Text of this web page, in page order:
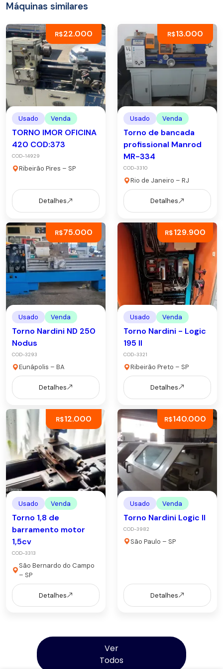
Máquinas similares
R$22.000
Usado Venda
TORNO IMOR OFICINA
420 COD:373
COD-14929
Ribeirão Pires – SP
Detalhes
R$13.000
Usado Venda
Torno de bancada
profissional Manrod
MR-334
COD-3310
Rio de Janeiro – RJ
Detalhes
R$75.000
Usado Venda
Torno Nardini ND 250
Nodus
COD-3293
Eunápolis – BA
Detalhes
R$129.900
Usado Venda
Torno Nardini - Logic
195 ll
COD-3321
Ribeirão Preto – SP
Detalhes
R$12.000
Usado Venda
Torno 1,8 de
barramento motor
1,5cv
COD-3313
São Bernardo do Campo
– SP
Detalhes
R$140.000
Usado Venda
Torno Nardini Logic II
COD-3982
São Paulo – SP
Detalhes
Ver
Todos